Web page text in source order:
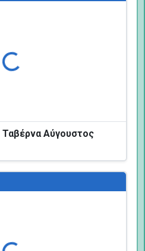
Φόρτωση...
Ταβέρνα Αύγουστος
Φόρτωση...